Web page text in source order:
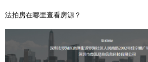
法拍房在哪里查看房源？